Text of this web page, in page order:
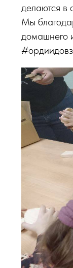
делаются в
Мы
домашнего